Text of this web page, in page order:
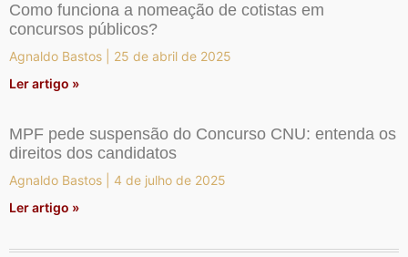
Como funciona a nomeação de cotistas em
concursos públicos?
Agnaldo Bastos
25 de abril de 2025
Ler artigo »
MPF pede suspensão do Concurso CNU: entenda os
direitos dos candidatos
Agnaldo Bastos
4 de julho de 2025
Ler artigo »